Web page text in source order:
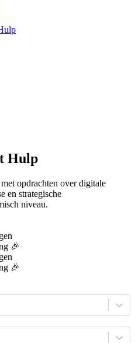
Hulp
opdrachten over digitale
en strategische
niveau.
🎉
🎉